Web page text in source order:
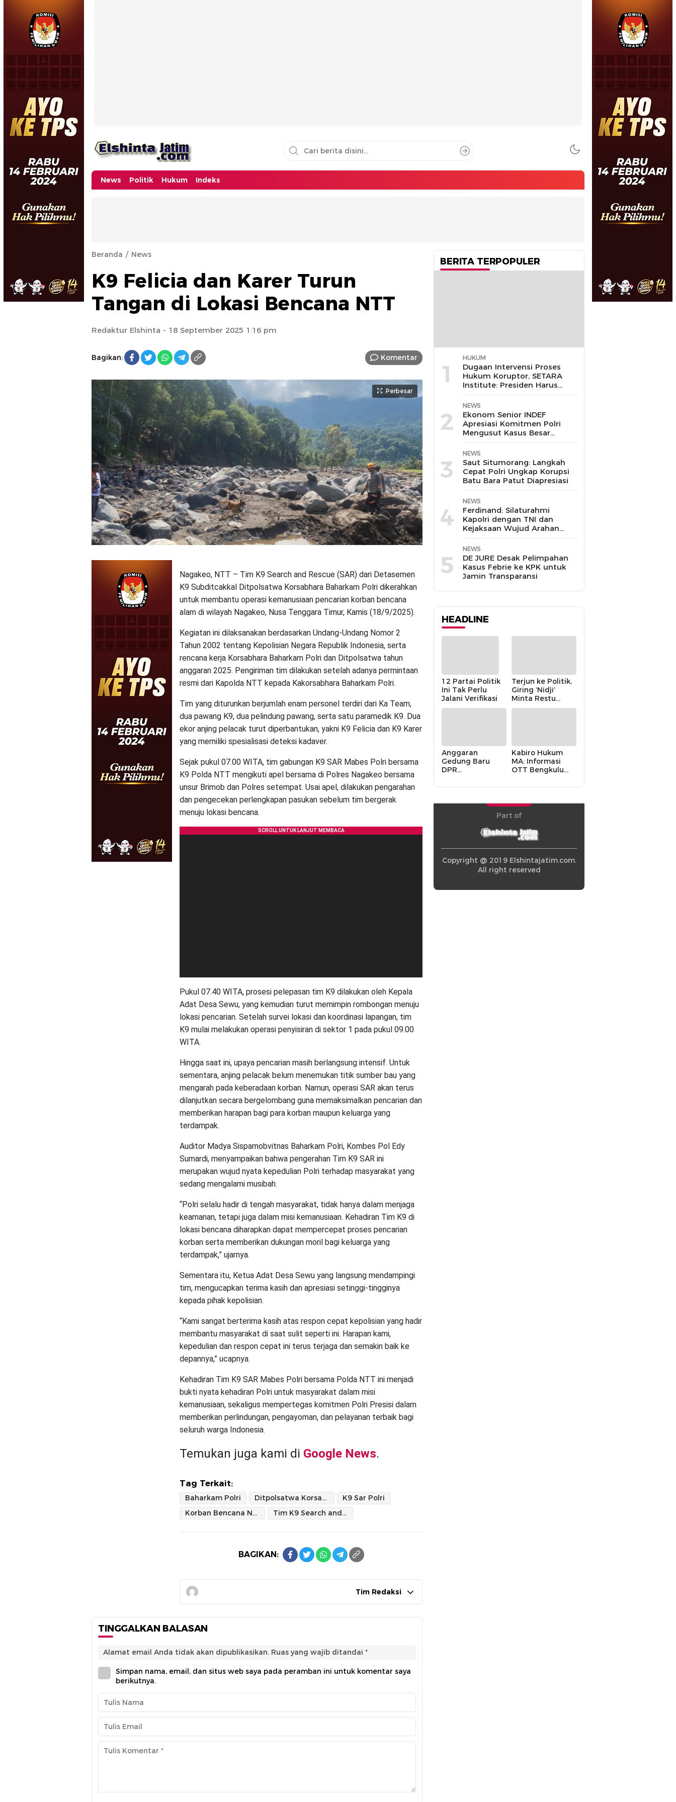
News Politik Hukum Indeks
Beranda News
K9 Felicia dan Karer Turun
Tangan di Lokasi Bencana NTT
Redaktur Elshinta - 18 September 2025 1:16 pm
Bagikan: Komentar
Perbesar
Nagakeo, NTT – Tim K9 Search and Rescue (SAR) dari Detasemen
K9 Subditcakkal Ditpolsatwa Korsabhara Baharkam Polri dikerahkan
untuk membantu operasi kemanusiaan pencarian korban bencana
alam di wilayah Nagakeo, Nusa Tenggara Timur, Kamis (18/9/2025).
Kegiatan ini dilaksanakan berdasarkan Undang-Undang Nomor 2
Tahun 2002 tentang Kepolisian Negara Republik Indonesia, serta
rencana kerja Korsabhara Baharkam Polri dan Ditpolsatwa tahun
anggaran 2025. Pengiriman tim dilakukan setelah adanya permintaan
resmi dari Kapolda NTT kepada Kakorsabhara Baharkam Polri.
Tim yang diturunkan berjumlah enam personel terdiri dari Ka Team,
dua pawang K9, dua pelindung pawang, serta satu paramedik K9. Dua
ekor anjing pelacak turut diperbantukan, yakni K9 Felicia dan K9 Karer
yang memiliki spesialisasi deteksi kadaver.
Sejak pukul 07.00 WITA, tim gabungan K9 SAR Mabes Polri bersama
K9 Polda NTT mengikuti apel bersama di Polres Nagakeo bersama
unsur Brimob dan Polres setempat. Usai apel, dilakukan pengarahan
dan pengecekan perlengkapan pasukan sebelum tim bergerak
menuju lokasi bencana.
Pukul 07.40 WITA, prosesi pelepasan tim K9 dilakukan oleh Kepala
Adat Desa Sewu, yang kemudian turut memimpin rombongan menuju
lokasi pencarian. Setelah survei lokasi dan koordinasi lapangan, tim
K9 mulai melakukan operasi penyisiran di sektor 1 pada pukul 09.00
WITA.
Hingga saat ini, upaya pencarian masih berlangsung intensif. Untuk
sementara, anjing pelacak belum menemukan titik sumber bau yang
mengarah pada keberadaan korban. Namun, operasi SAR akan terus
dilanjutkan secara bergelombang guna memaksimalkan pencarian dan
memberikan harapan bagi para korban maupun keluarga yang
terdampak.
Auditor Madya Sispamobvitnas Baharkam Polri, Kombes Pol Edy
Sumardi, menyampaikan bahwa pengerahan Tim K9 SAR ini
merupakan wujud nyata kepedulian Polri terhadap masyarakat yang
sedang mengalami musibah.
“Polri selalu hadir di tengah masyarakat, tidak hanya dalam menjaga
keamanan, tetapi juga dalam misi kemanusiaan. Kehadiran Tim K9 di
lokasi bencana diharapkan dapat mempercepat proses pencarian
korban serta memberikan dukungan moril bagi keluarga yang
terdampak,” ujarnya.
Sementara itu, Ketua Adat Desa Sewu yang langsung mendampingi
tim, mengucapkan terima kasih dan apresiasi setinggi-tingginya
kepada pihak kepolisian.
“Kami sangat berterima kasih atas respon cepat kepolisian yang hadir
membantu masyarakat di saat sulit seperti ini. Harapan kami,
kepedulian dan respon cepat ini terus terjaga dan semakin baik ke
depannya,” ucapnya.
Kehadiran Tim K9 SAR Mabes Polri bersama Polda NTT ini menjadi
bukti nyata kehadiran Polri untuk masyarakat dalam misi
kemanusiaan, sekaligus mempertegas komitmen Polri Presisi dalam
memberikan perlindungan, pengayoman, dan pelayanan terbaik bagi
seluruh warga Indonesia.
Temukan juga kami di Google News.
Tag Terkait:
Baharkam Polri Ditpolsatwa Korsabhara
K9 Sar Polri
Korban Bencana NTT
Tim K9 Search and Rescue
BAGIKAN:
Tim Redaksi
TINGGALKAN BALASAN
Alamat email Anda tidak akan dipublikasikan. Ruas yang wajib ditandai *
Simpan nama, email, dan situs web saya pada peramban ini untuk komentar saya
berikutnya.
BERITA TERPOPULER
1
HUKUM
Dugaan Intervensi Proses
Hukum Koruptor, SETARA
Institute: Presiden Harus
Pastikan TNI Tak
Disalahgunakan
2
NEWS
Ekonom Senior INDEF
Apresiasi Komitmen Polri
Mengusut Kasus Besar
hingga Tuntas
3
NEWS
Saut Situmorang: Langkah
Cepat Polri Ungkap Korupsi
Batu Bara Patut Diapresiasi
4
NEWS
Ferdinand: Silaturahmi
Kapolri dengan TNI dan
Kejaksaan Wujud Arahan
Presiden Prabowo
5
NEWS
DE JURE Desak Pelimpahan
Kasus Febrie ke KPK untuk
Jamin Transparansi
HEADLINE
12 Partai Politik
Ini Tak Perlu
Jalani Verifikasi
Terjun ke Politik,
Giring ‘Nidji’
Minta Restu
Keluarga
Anggaran
Gedung Baru
DPR
Cair karena
Budi” Pemerintah
Kabiro Hukum
MA: Informasi
OTT Bengkulu
Internal MA
Part of
Copyright @ 2019 Elshintajatim.com.
All right reserved